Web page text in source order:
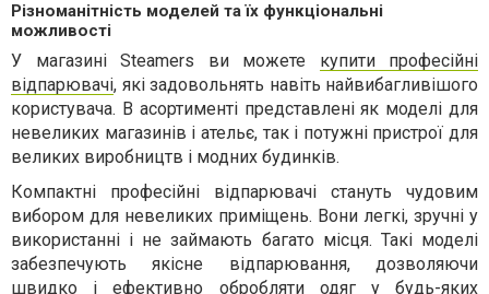
Різноманітність моделей та їх функціональні
можливості
У магазині Steamers ви можете купити професійні
відпарювачі, які задовольнять навіть найвибагливішого
користувача. В асортименті представлені як моделі для
невеликих магазинів і ательє, так і потужні пристрої для
великих виробництв і модних будинків.
Компактні професійні відпарювачі стануть чудовим
вибором для невеликих приміщень. Вони легкі, зручні у
використанні і не займають багато місця. Такі моделі
забезпечують якісне відпарювання, дозволяючи
швидко і ефективно обробляти одяг у будь-яких